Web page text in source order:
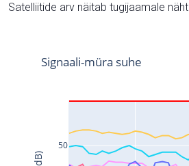
Satelliitide arv näitab tugijaamale